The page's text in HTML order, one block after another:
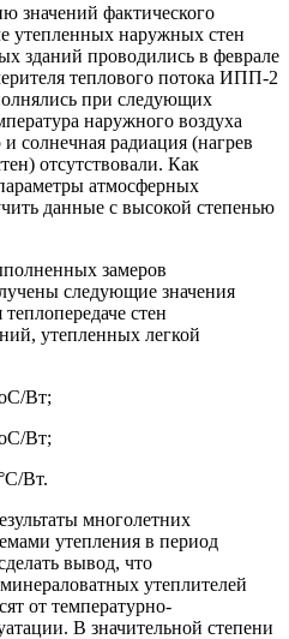
значений фактического
утепленных наружных стен
зданий проводились в феврале
теплового потока ИПП-2
при следующих
наружного воздуха
солнечная радиация (нагрев
отсутствовали. Как
атмосферных
данные с высокой степенью
замеров
следующие значения
стен
утепленных легкой
Вт;
Вт;
Вт.
многолетних
утепления в период
вывод, что
утеплителей
от температурно-
В значительной степени